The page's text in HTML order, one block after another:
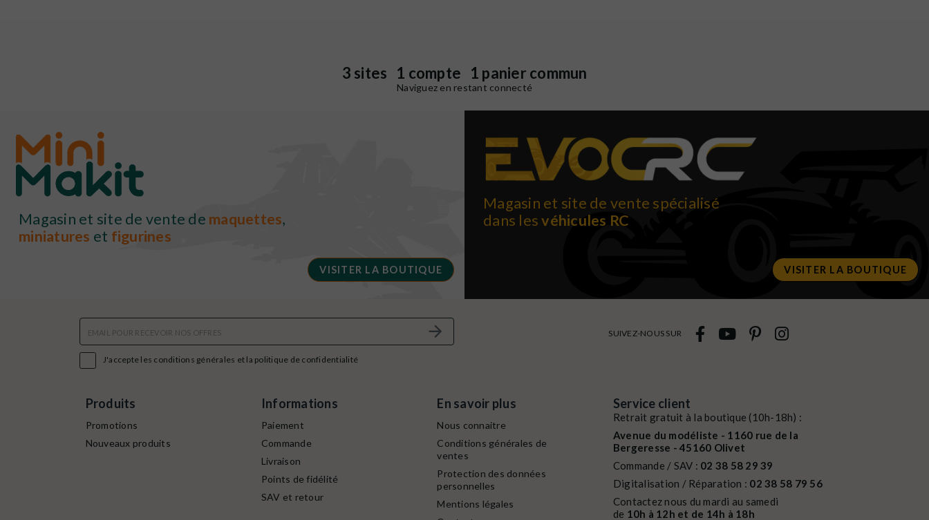
3 sites 1 compte 1 panier commun
Naviguez en restant connecté
Magasin et site de vente de maquettes,
miniatures et figurines
VISITER LA BOUTIQUE
Magasin et site de vente spécialisé
dans lesvéhicules RC
VISITER LA BOUTIQUE
J'accepte les conditions générales et la politique de confidentialité
SUIVEZ-NOUS SUR
Produits
Promotions
Nouveaux produits
Informations
Paiement
Commande
Livraison
Points de fidélité
SAV et retour
En savoir plus
Nous connaitre
Conditions générales de
ventes
Protection des données
personnelles
Mentions légales
Service client
Retrait gratuit à la boutique (10h-18h) :
Avenue du modéliste - 1160 rue de la
Bergeresse - 45160 Olivet
Commande / SAV : 02 38 58 29 39
Digitalisation / Réparation : 02 38 58 79 56
Contactez nous du mardi au samedi
de 10h à 12h et de 14h à 18h